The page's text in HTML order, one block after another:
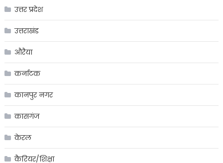
उत्तर प्रदेश
उत्तराखंड
औरैया
कर्नाटक
कानपुर नगर
कासगंज
केरल
कैरियर/शिक्षा